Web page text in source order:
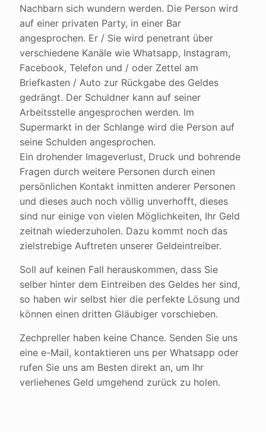
Nachbarn sich wundern werden. Die Person wird
auf einer privaten Party, in einer Bar
angesprochen. Er / Sie wird penetrant über
verschiedene Kanäle wie Whatsapp, Instagram,
Facebook, Telefon und / oder Zettel am
Briefkasten / Auto zur Rückgabe des Geldes
gedrängt. Der Schuldner kann auf seiner
Arbeitsstelle angesprochen werden. Im
Supermarkt in der Schlange wird die Person auf
seine Schulden angesprochen.
Ein drohender Imageverlust, Druck und bohrende
Fragen durch weitere Personen durch einen
persönlichen Kontakt inmitten anderer Personen
und dieses auch noch völlig unverhofft, dieses
sind nur einige von vielen Möglichkeiten, Ihr Geld
zeitnah wiederzuholen. Dazu kommt noch das
zielstrebige Auftreten unserer Geldeintreiber.
Soll auf keinen Fall herauskommen, dass Sie
selber hinter dem Eintreiben des Geldes her sind,
so haben wir selbst hier die perfekte Lösung und
können einen dritten Gläubiger vorschieben.
Zechpreller haben keine Chance. Senden Sie uns
eine e-Mail, kontaktieren uns per Whatsapp oder
rufen Sie uns am Besten direkt an, um Ihr
verliehenes Geld umgehend zurück zu holen.